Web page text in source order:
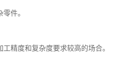
件。
精度和复杂度要求较高的场合。